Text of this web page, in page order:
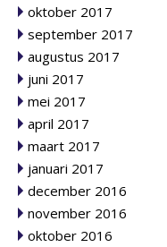
oktober 2017
september 2017
augustus 2017
juni 2017
mei 2017
april 2017
maart 2017
januari 2017
december 2016
november 2016
oktober 2016